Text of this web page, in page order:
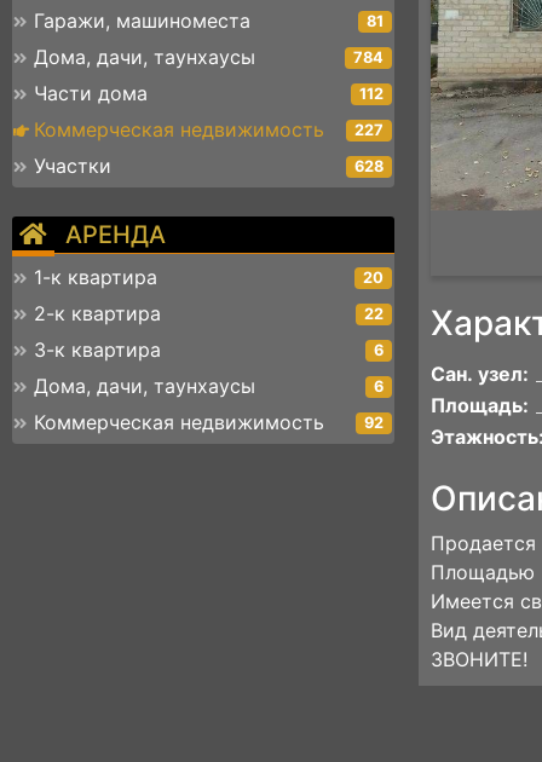
Гаражи, машиноместа 81
Дома, дачи, таунхаусы 784
Части дома 112
Коммерческая недвижимость 227
Участки 628
АРЕНДА
1-к квартира 20
2-к квартира 22
3-к квартира 6
Дома, дачи, таунхаусы 6
Коммерческая недвижимость 92
Сан. узел:
Площадь:
Продается
Площадью
Имеется
Вид
ЗВОНИТЕ!